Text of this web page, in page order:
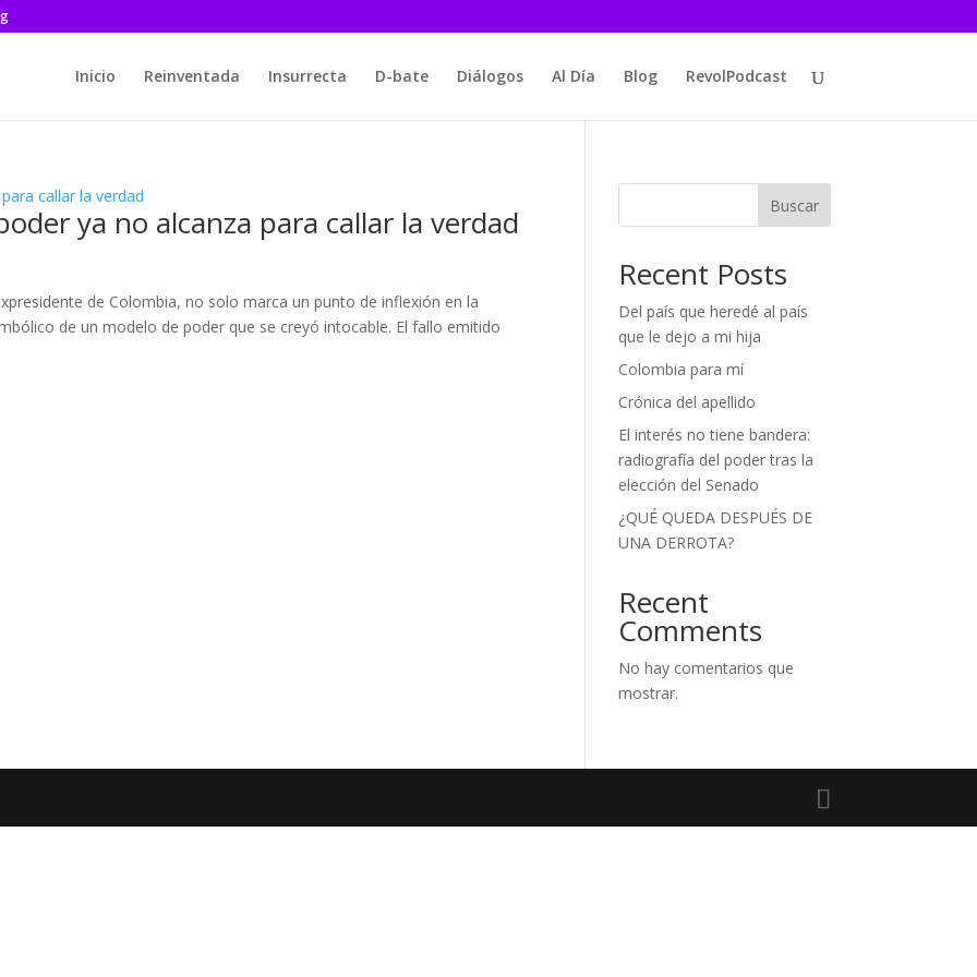
Inicio Reinventada Insurrecta D-bate Diálogos Al Día Blog RevolPodcast
ya no alcanza para callar la verdad
de Colombia, no solo marca un punto de inflexión en la
de un modelo de poder que se creyó intocable. El fallo emitido
Buscar
Recent Posts
Del país que heredé al país
que le dejo a mi hija
Colombia para mí
Crónica del apellido
El interés no tiene bandera:
radiografía del poder tras la
elección del Senado
¿QUÉ QUEDA DESPUÉS DE
UNA DERROTA?
Recent
Comments
No hay comentarios que
mostrar.